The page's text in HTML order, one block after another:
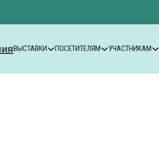
ВЫСТАВКИ ПОСЕТИТЕЛЯМ УЧАСТНИКАМ